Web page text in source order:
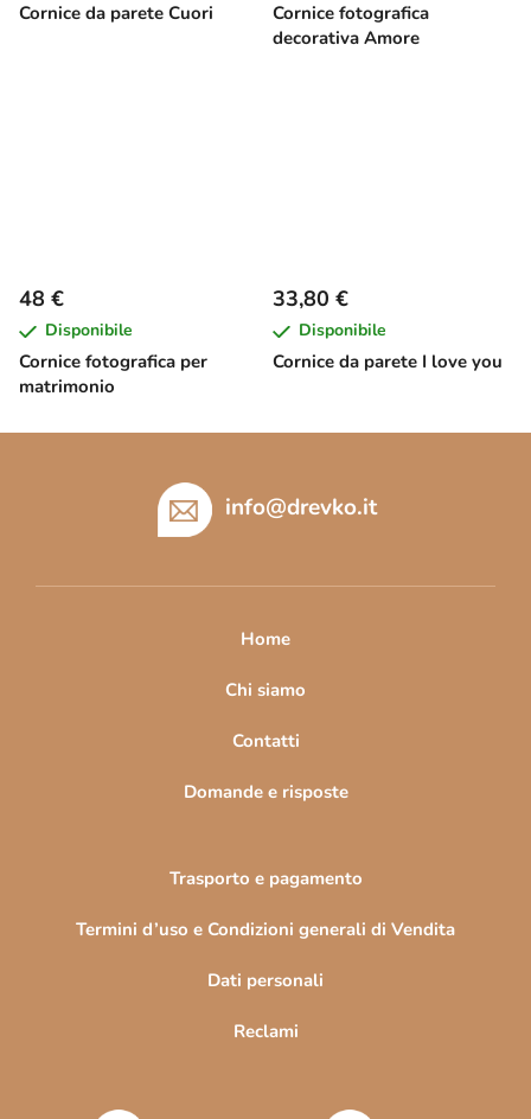
Cornice da parete Cuori
Cornice fotografica
decorativa Amore
Cornice fotografica per
matrimonio
48 €
Disponibile
Cornice da parete I love you
33,80 €
Disponibile
info@drevko.it
Home
Chi siamo
Contatti
Domande e risposte
Trasporto e pagamento
Termini d’uso e Condizioni generali di Vendita
Dati personali
Reclami